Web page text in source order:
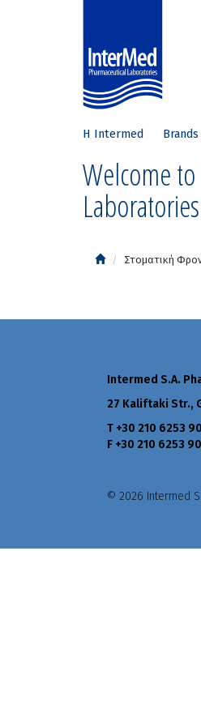
Η Intermed Brands
Welcome
Laboratories
Στοματική
Intermed S.A.
27 Kaliftaki Str.,
Τ +30 210 6253
F +30 210 6253
© 2026 Intermed